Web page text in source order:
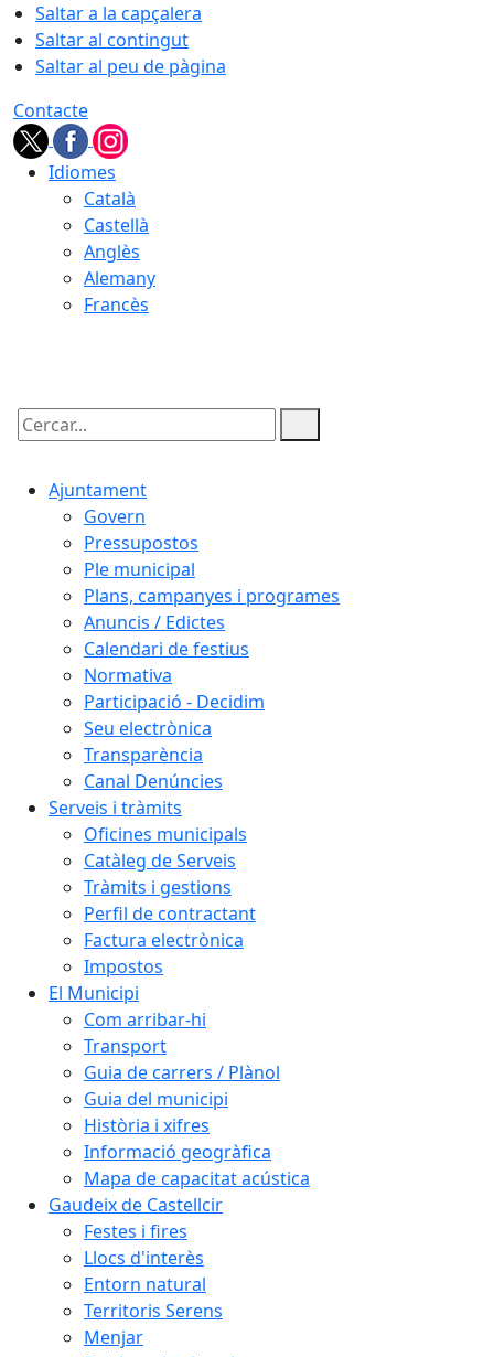
Saltar a la capçalera
Saltar al contingut
Saltar al peu de pàgina
Contacte
Idiomes
Català
Castellà
Anglès
Alemany
Francès
Cercar:
Ajuntament
Govern
Pressupostos
Ple municipal
Plans, campanyes i programes
Anuncis / Edictes
Calendari de festius
Normativa
Participació - Decidim
Seu electrònica
Transparència
Canal Denúncies
Serveis i tràmits
Oficines municipals
Catàleg de Serveis
Tràmits i gestions
Perfil de contractant
Factura electrònica
Impostos
El Municipi
Com arribar-hi
Transport
Guia de carrers / Plànol
Guia del municipi
Història i xifres
Informació geogràfica
Mapa de capacitat acústica
Gaudeix de Castellcir
Festes i fires
Llocs d'interès
Entorn natural
Territoris Serens
Menjar